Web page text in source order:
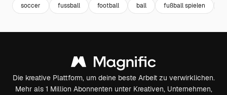
soccer fussball football ball fußball spielen
Die kreative Plattform, um deine beste Arbeit zu verwirklichen.
Mehr als 1 Million Abonnenten unter Kreativen, Unternehmen,